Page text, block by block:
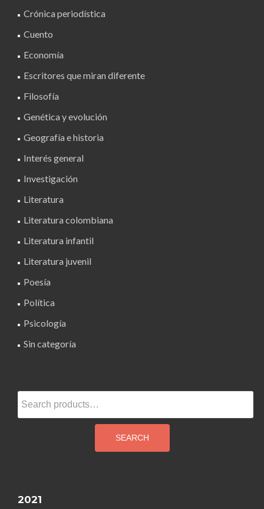
Crónica periodística
Cuento
Economía
Escritores que miran diferente
Filosofía
Genética y evolución
Geografía e historia
Interés general
Investigación
Literatura
Literatura colombiana
Literatura infantil
Literatura juvenil
Poesía
Política
Psicología
Sin categoría
Search
for:
SEARCH
2021